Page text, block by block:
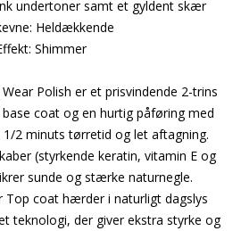
undertoner samt et gyldent skær
Heldækkende
Shimmer
Polish er et prisvindende 2-trins
coat og en hurtig påføring med
1/2 minuts tørretid og let aftagning.
(styrkende keratin, vitamin E og
sunde og stærke naturnegle.
Top coat hærder i naturligt dagslys
teknologi, der giver ekstra styrke og